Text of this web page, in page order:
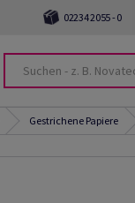
02234 2055 - 0
Gestrichene Papiere